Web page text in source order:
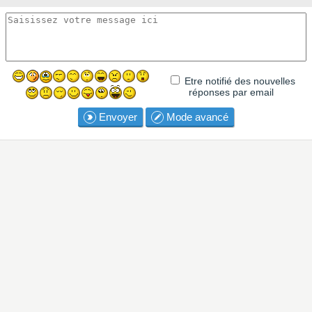
Etre notifié des nouvelles
réponses par email
Envoyer Mode avancé